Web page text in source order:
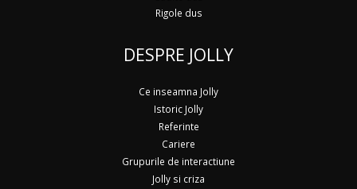
Rigole dus
DESPRE JOLLY
Ce inseamna Jolly
Istoric Jolly
Referinte
Cariere
Grupurile de interactiune
Jolly si criza